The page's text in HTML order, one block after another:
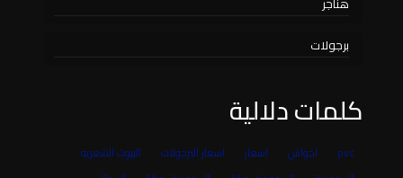
برجولات
كلمات دلالية
pvc احواش اسعار اسعار البرجولات
البيوت الشعريه